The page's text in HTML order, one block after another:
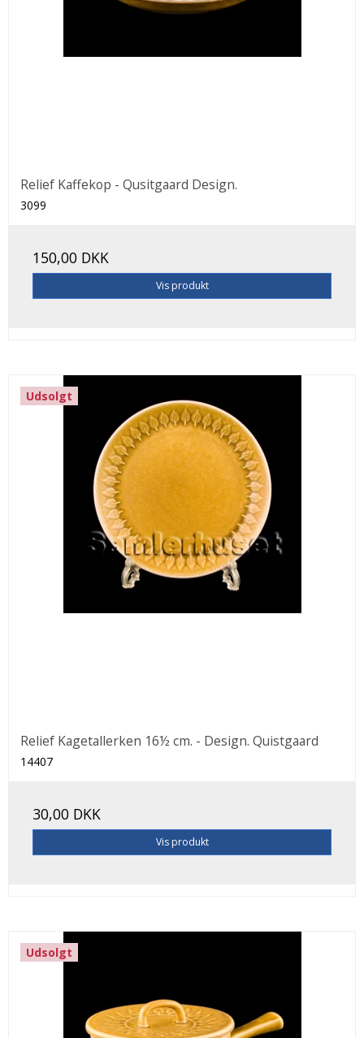
Relief Kaffekop - Qusitgaard Design.
3099
150,00 DKK
Vis produkt
Udsolgt
Relief Kagetallerken 16½ cm. - Design. Quistgaard
14407
30,00 DKK
Vis produkt
Udsolgt